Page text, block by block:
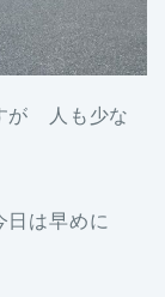
が 人も少な
日は早めに